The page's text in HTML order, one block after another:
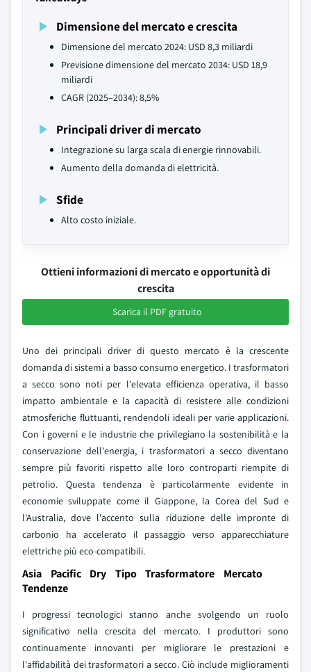
Dimensione del mercato e crescita
Dimensione del mercato 2024: USD 8,3 miliardi
Previsione dimensione del mercato 2034: USD 18,9
miliardi
CAGR (2025–2034): 8,5%
Principali driver di mercato
Integrazione su larga scala di energie rinnovabili.
Aumento della domanda di elettricità.
Sfide
Alto costo iniziale.
Ottieni informazioni di mercato e opportunità di
crescita
Scarica il PDF gratuito
Uno dei principali driver di questo mercato è la crescente
domanda di sistemi a basso consumo energetico. I trasformatori
a secco sono noti per l'elevata efficienza operativa, il basso
impatto ambientale e la capacità di resistere alle condizioni
atmosferiche fluttuanti, rendendoli ideali per varie applicazioni.
Con i governi e le industrie che privilegiano la sostenibilità e la
conservazione dell'energia, i trasformatori a secco diventano
sempre più favoriti rispetto alle loro controparti riempite di
petrolio. Questa tendenza è particolarmente evidente in
economie sviluppate come il Giappone, la Corea del Sud e
l'Australia, dove l'accento sulla riduzione delle impronte di
carbonio ha accelerato il passaggio verso apparecchiature
elettriche più eco-compatibili.
Asia Pacific Dry Tipo Trasformatore Mercato
Tendenze
I progressi tecnologici stanno anche svolgendo un ruolo
significativo nella crescita del mercato. I produttori sono
continuamente innovanti per migliorare le prestazioni e
l'affidabilità dei trasformatori a secco. Ciò include miglioramenti